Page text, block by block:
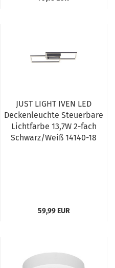
JUST LIGHT IVEN LED
Deckenleuchte Steuerbare
Lichtfarbe 13,7W 2-fach
Schwarz/Weiß 14140-18
59,99 EUR